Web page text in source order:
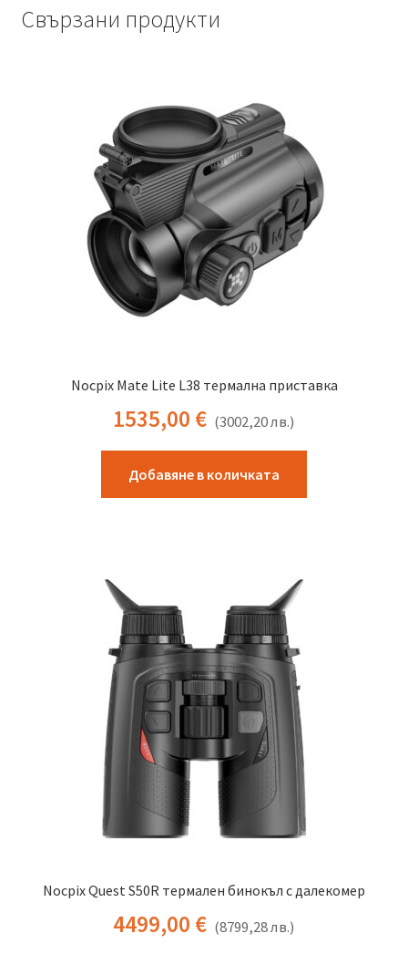
Свързани продукти
Nocpix Mate Lite L38 термална приставка
1535,00 € (3002,20лв.)
Добавяне в количката
Nocpix Quest S50R термален бинокъл с далекомер
4499,00 € (8799,28лв.)